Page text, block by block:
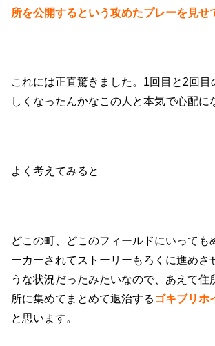
所を公開するという攻めたプレーを見せ
これには正直驚きました。1回目と2回目
しくなったんかなこの人と本気で心配に
よく考えてみると
どこの町、どこのフィールドにいっても
ーカーされてストーリーもろくに進めさ
うな状況だったみたいなので、あえて住
所に集めてまとめて退治する ゴキブリホ
と思います。